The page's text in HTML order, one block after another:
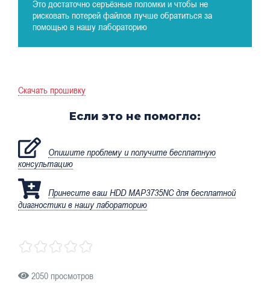
Это достаточно серъёзные поломки и чтобы не
рисковать потерей файлов лучше обратиться за
помощью в нашу лабораторию
Скачать прошивку
Если это не помогло:
Опишите проблему и получите бесплатную
консультацию
Принесите ваш HDD MAP3735NC для бесплатной
диагностики в нашу лабораторию
2050 просмотров